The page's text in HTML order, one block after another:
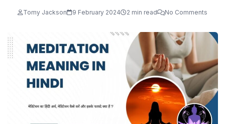
Tomy Jackson 9 February 2024 2 min read No Comments